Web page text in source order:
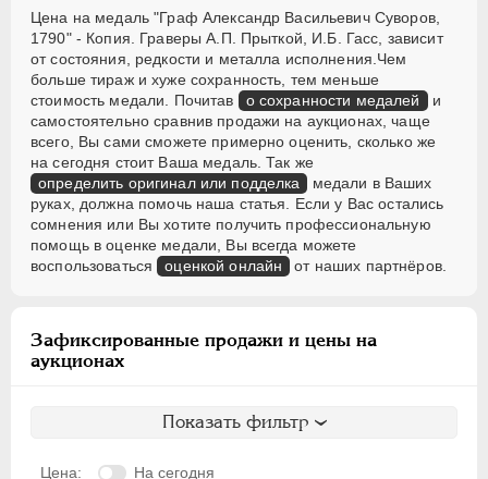
Цена на медаль "Граф Александр Васильевич Суворов,
1790" - Копия. Граверы А.П. Прыткой, И.Б. Гасс, зависит
от состояния, редкости и металла исполнения.Чем
больше тираж и хуже сохранность, тем меньше
стоимость медали. Почитав
о сохранности медалей и
самостоятельно сравнив продажи на аукционах, чаще
всего, Вы сами сможете примерно оценить, сколько же
на сегодня стоит Ваша медаль. Так же
определить оригинал или подделка
медали в Ваших
руках, должна помочь наша статья. Если у Вас остались
сомнения или Вы хотите получить профессиональную
помощь в оценке медали, Вы всегда можете
воспользоваться оценкой онлайн от наших партнёров.
Зафиксированные продажи и цены на
аукционах
Показать фильтр
Цена: На сегодня